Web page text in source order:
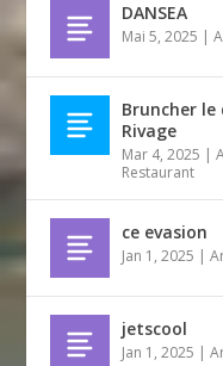
DANSEA
Mai 5, 2025 |
Bruncher le
Rivage
Mar 4, 2025 |
Restaurant
ce evasion
Jan 1, 2025 |
jetscool
Jan 1, 2025 |